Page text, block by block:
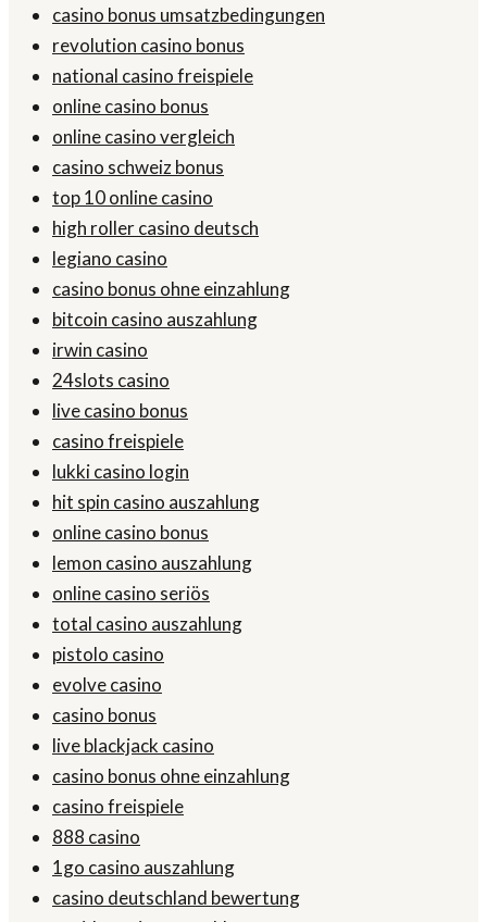
casino bonus umsatzbedingungen
revolution casino bonus
national casino freispiele
online casino bonus
online casino vergleich
casino schweiz bonus
top 10 online casino
high roller casino deutsch
legiano casino
casino bonus ohne einzahlung
bitcoin casino auszahlung
irwin casino
24slots casino
live casino bonus
casino freispiele
lukki casino login
hit spin casino auszahlung
online casino bonus
lemon casino auszahlung
online casino seriös
total casino auszahlung
pistolo casino
evolve casino
casino bonus
live blackjack casino
casino bonus ohne einzahlung
casino freispiele
888 casino
1go casino auszahlung
casino deutschland bewertung